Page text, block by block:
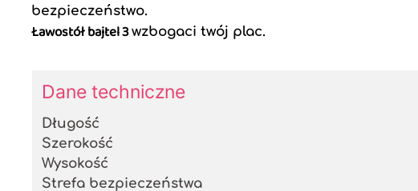
bezpieczeństwo.
Ławostół bajtel 3wzbogaci twój plac.
Dane techniczne
Długość
Szerokość
Wysokość
Strefa bezpieczeństwa